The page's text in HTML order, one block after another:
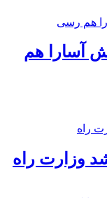
آسارا هم
وزارت راه